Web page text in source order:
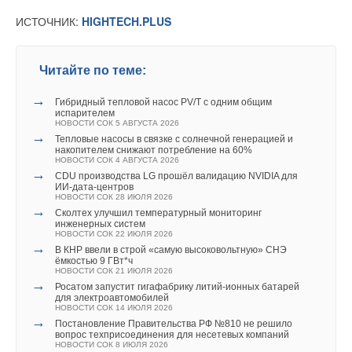
ИСТОЧНИК: HIGHTECH.PLUS
Читайте по теме:
→
Гибридный тепловой насос PV/T с одним общим
испарителем
НОВОСТИ СОК 5 АВГУСТА 2026
→
Тепловые насосы в связке с солнечной генерацией и
накопителем снижают потребление на 60%
НОВОСТИ СОК 4 АВГУСТА 2026
→
CDU производства LG прошёл валидацию NVIDIA для
ИИ-дата-центров
НОВОСТИ СОК 28 ИЮЛЯ 2026
→
Сколтех улучшил температурный мониторинг
инженерных систем
НОВОСТИ СОК 22 ИЮЛЯ 2026
→
В КНР ввели в строй «самую высоковольтную» СНЭ
ёмкостью 9 ГВт*ч
НОВОСТИ СОК 21 ИЮЛЯ 2026
→
Росатом запустит гигафабрику литий-ионных батарей
для электроавтомобилей
НОВОСТИ СОК 14 ИЮЛЯ 2026
→
Постановление Правительства РФ №810 не решило
вопрос техприсоединения для несетевых компаний
НОВОСТИ СОК 8 ИЮЛЯ 2026
многоступенчатый насос Wilo-Xiro SPI
решений
НОВОСТИ СОК 21 ЯНВАРЯ 2026
Wilo-W-Lift с двумя насосами
НОВОСТИ СОК 19 ЯНВАРЯ 2026
Компания WILO расширила линейку оборудования для
систем водоснабжения
НОВОСТИ СОК 26 ДЕКАБРЯ 2025
Уведомления отключены
Комментарии
В этой теме еще нет комментариев
подчеркивают экологическую безопасность разработанной
ИСТОЧНИК:HIGHTECH.PLUS
Читайте по теме:
Гибридный тепловой насос PV/T с одним общим
испарителем
НОВОСТИ СОК 5 АВГУСТА 2026
Тепловые насосы в связке с солнечной генерацией и
накопителем снижают потребление на 60%
НОВОСТИ СОК 4 АВГУСТА 2026
CDU производства LG прошёл валидацию NVIDIA для
ИИ-дата-центров
НОВОСТИ СОК 28 ИЮЛЯ 2026
Сколтех улучшил температурный мониторинг
инженерных систем
НОВОСТИ СОК 22 ИЮЛЯ 2026
В КНР ввели в строй «самую высоковольтную» СНЭ
ёмкостью 9 ГВт*ч
НОВОСТИ СОК 21 ИЮЛЯ 2026
Росатом запустит гигафабрику литий-ионных батарей
для электроавтомобилей
Добавить комментарий
Ваше имя *
Ваш E-mail *
Текст комментария
жителей.», — отметилИлья Соловьев
Таким образом, трехстороннее партнерство CNP,
того, как качественное оборудование и профессиональный
подход могут повысить уровень комфорта и безопасности
в строительстве.